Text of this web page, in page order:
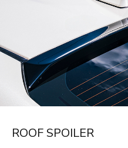
ROOF SPOILER